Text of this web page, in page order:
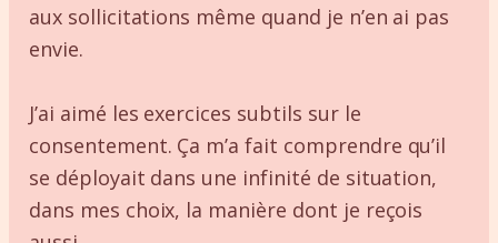
aux sollicitations même quand je n’en ai pas
envie.
J’ai aimé les exercices subtils sur le
consentement. Ça m’a fait comprendre qu’il
se déployait dans une infinité de situation,
dans mes choix, la manière dont je reçois